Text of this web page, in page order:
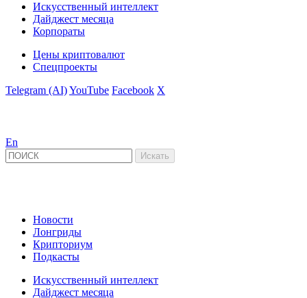
Искусственный интеллект
Дайджест месяца
Корпораты
Цены криптовалют
Спецпроекты
Telegram (AI)YouTube Facebook X
En
Новости
Лонгриды
Крипториум
Подкасты
Искусственный интеллект
Дайджест месяца